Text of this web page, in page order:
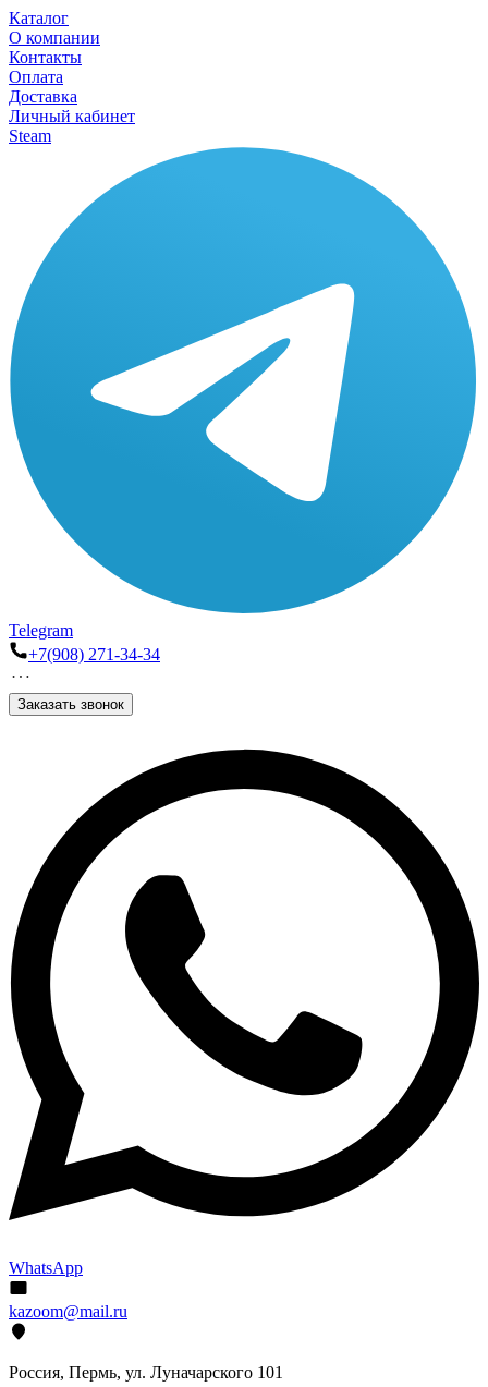
Каталог
О компании
Контакты
Оплата
Доставка
Личный кабинет
Steam
Telegram
+7(908) 271-34-34
Заказать звонок
WhatsApp
kazoom@mail.ru
Россия, Пермь, ул. Луначарского 101